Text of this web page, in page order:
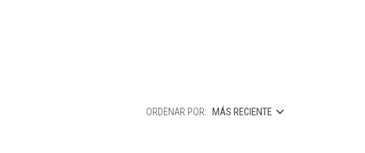
ORDENAR POR: MÁS RECIENTE